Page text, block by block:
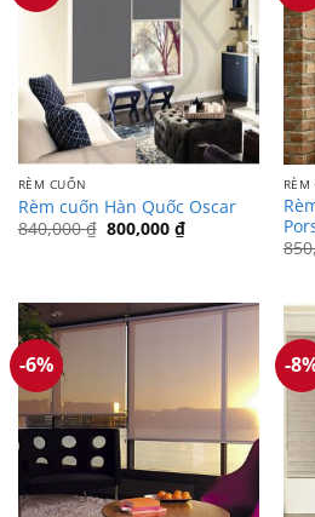
RÈM CUỐN
Rèm cuốn Hàn Quốc Oscar
840,000₫ Giá
gốc
800,000 ₫Giá
hiện
RÈM
-6% -